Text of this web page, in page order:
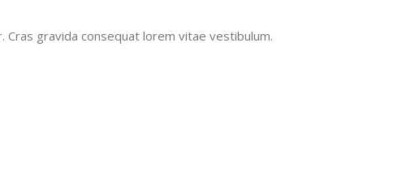
gravida consequat lorem vitae vestibulum.